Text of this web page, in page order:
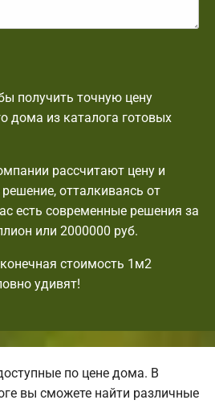
получить точную цену
дома из каталога готовых
рассчитают цену и
отталкиваясь от
есть современные решения за
или 2000000 руб.
стоимость 1м2
удивят!
по цене дома. В
вы сможете найти различные